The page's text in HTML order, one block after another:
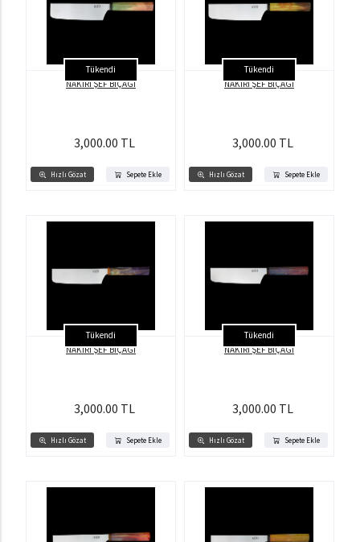
Tükendi
Hızlı Gözat Sepete Ekle
NAKİRİ ŞEF BIÇAĞI
3,000.00 TL
Tükendi
Hızlı Gözat Sepete Ekle
NAKİRİ ŞEF BIÇAĞI
3,000.00 TL
Tükendi
Hızlı Gözat Sepete Ekle
NAKİRİ ŞEF BIÇAĞI
3,000.00 TL
Tükendi
Hızlı Gözat Sepete Ekle
NAKİRİ ŞEF BIÇAĞI
3,000.00 TL